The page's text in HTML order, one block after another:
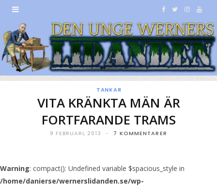
F
a
c
e
o
o
w
i
t
e
I
n
s
t
Y
o
u
T
TANKAR
VITA KRÄNKTA MÄN ÄR
FORTFARANDE TRAMS
9 FEBRUARI, 2013 7 KOMMENTARER
Warning: compact(): Undefined variable $spacious_style in
/home/danierse/wernerslidanden.se/wp-